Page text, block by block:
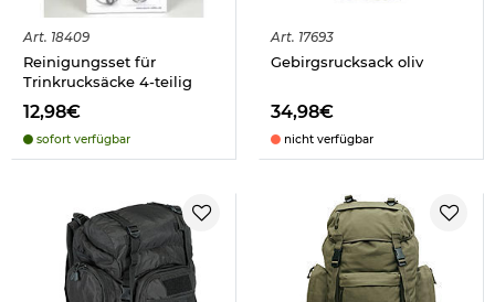
Art. 18409
Reinigungsset für
Trinkrucksäcke 4-teilig
12,98€
sofort verfügbar
Art. 17693
Gebirgsrucksack oliv
34,98€
nicht verfügbar